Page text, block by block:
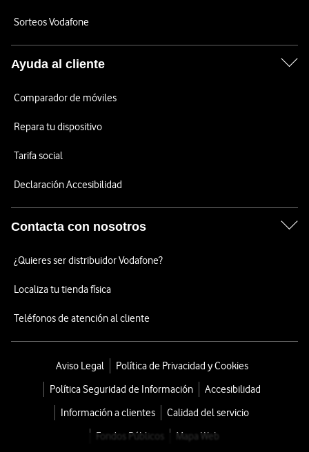
Sorteos Vodafone
Ayuda al cliente
Comparador de móviles
Repara tu dispositivo
Tarifa social
Declaración Accesibilidad
Contacta con nosotros
¿Quieres ser distribuidor Vodafone?
Localiza tu tienda física
Teléfonos de atención al cliente
Aviso Legal
Política de Privacidad y Cookies
Política Seguridad de Información
Accesibilidad
Información a clientes
Calidad del servicio
Fondos Públicos
Mapa Web